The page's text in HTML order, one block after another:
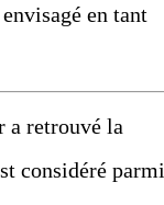
en tant
a retrouvé la
considéré parmi